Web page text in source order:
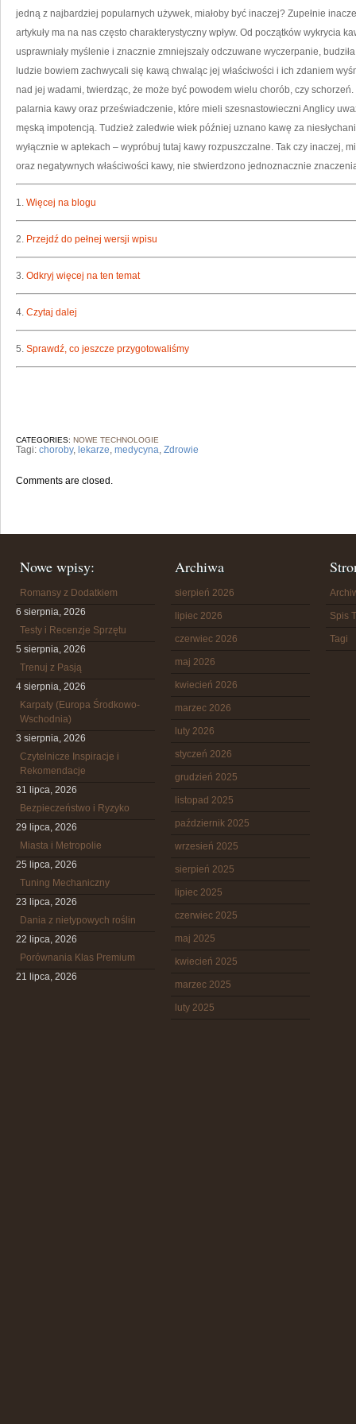
TO
jedną z najbardziej popularnych używek, miałoby być inaczej? Zupełnie
artykuły ma na nas często charakterystyczny wpływ. Od początków wykrycia
usprawniały myślenie i znacznie zmniejszały odczuwane wyczerpanie,
ludzie bowiem zachwycali się kawą chwaląc jej właściwości i ich zdaniem
nad jej wadami, twierdząc, że może być powodem wielu chorób, czy
palarnia kawy oraz przeświadczenie, które mieli szesnastowieczni Anglicy
męską impotencją. Tudzież zaledwie wiek później uznano kawę za
wyłącznie w aptekach – wypróbuj tutaj kawy rozpuszczalne. Tak czy inaczej,
oraz negatywnych właściwości kawy, nie stwierdzono jednoznacznie
1. Więcej na blogu
2. Przejdź do pełnej wersji wpisu
3. Odkryj więcej na ten temat
4. Czytaj dalej
5. Sprawdź, co jeszcze przygotowaliśmy
CATEGORIES: NOWE TECHNOLOGIE
Tagi: choroby, lekarze, medycyna, Zdrowie
Comments are closed.
Nowe wpisy:
Romansy z Dodatkiem
6 sierpnia, 2026
Testy i Recenzje Sprzętu
5 sierpnia, 2026
Trenuj z Pasją
4 sierpnia, 2026
Karpaty (Europa Środkowo-
Wschodnia)
3 sierpnia, 2026
Czytelnicze Inspiracje i
Rekomendacje
31 lipca, 2026
Bezpieczeństwo i Ryzyko
29 lipca, 2026
Miasta i Metropolie
25 lipca, 2026
Tuning Mechaniczny
23 lipca, 2026
Dania z nietypowych roślin
22 lipca, 2026
Porównania Klas Premium
21 lipca, 2026
Archiwa
sierpień 2026
lipiec 2026
czerwiec 2026
maj 2026
kwiecień 2026
marzec 2026
luty 2026
styczeń 2026
grudzień 2025
listopad 2025
październik 2025
wrzesień 2025
sierpień 2025
lipiec 2025
czerwiec 2025
maj 2025
kwiecień 2025
marzec 2025
luty 2025
Spis
Tagi